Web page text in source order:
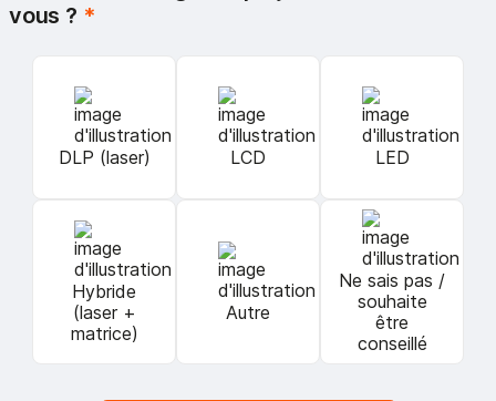
vous ? *
DLP (laser) LCD LED
Hybride
(laser +
matrice)
Autre
Ne sais pas /
souhaite
être
conseillé